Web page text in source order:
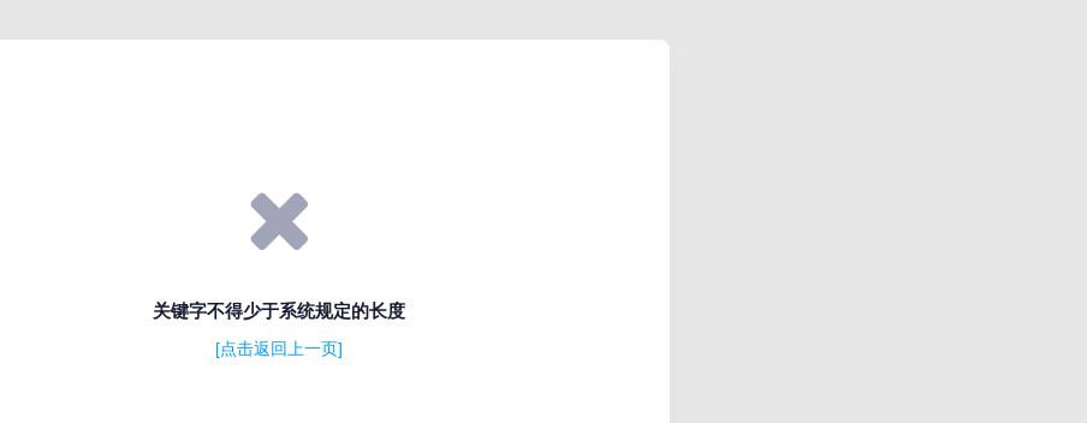
关键字不得少于系统规定的长度
[点击返回上一页]